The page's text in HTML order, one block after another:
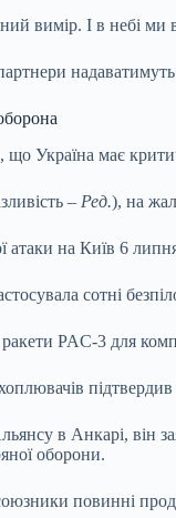
вимір. І в небі ми
надаватимуть
Україна має
– Ред.), на
атаки на Київ 6
сотні
PAC-3 для
в Анкарі, він
оборони.
повинні